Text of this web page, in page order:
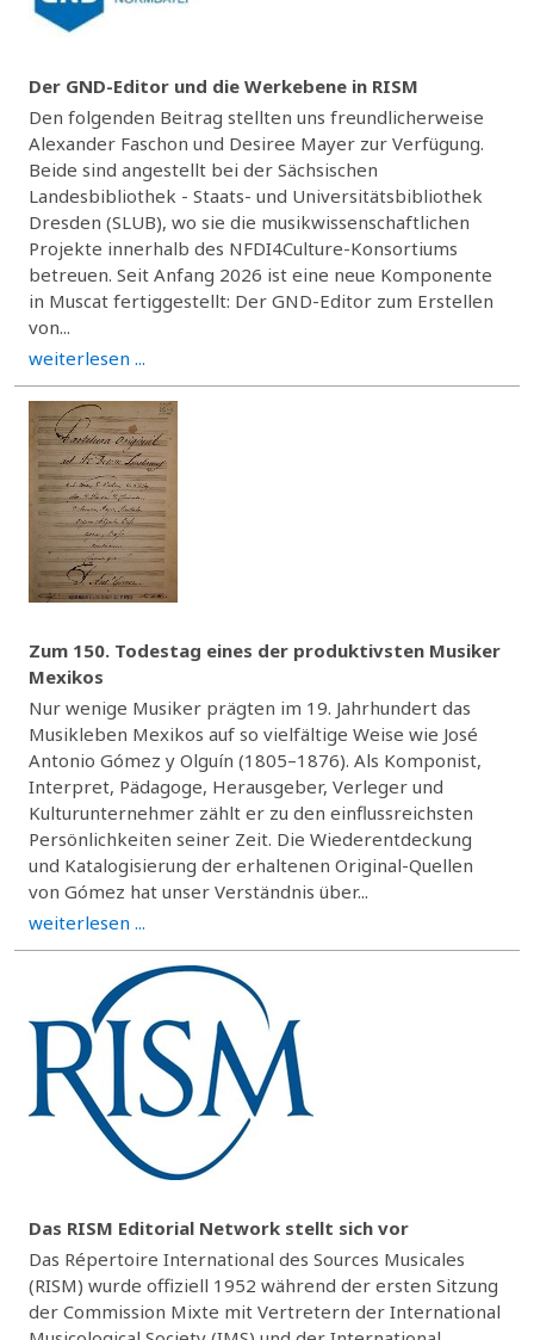
Der GND-Editor und die Werkebene in RISM
Den folgenden Beitrag stellten uns freundlicherweise
Alexander Faschon und Desiree Mayer zur Verfügung.
Beide sind angestellt bei der Sächsischen
Landesbibliothek - Staats- und Universitätsbibliothek
Dresden (SLUB), wo sie die musikwissenschaftlichen
Projekte innerhalb des NFDI4Culture-Konsortiums
betreuen. Seit Anfang 2026 ist eine neue Komponente
in Muscat fertiggestellt: Der GND-Editor zum Erstellen
von...
weiterlesen ...
Zum 150. Todestag eines der produktivsten Musiker
Mexikos
Nur wenige Musiker prägten im 19. Jahrhundert das
Musikleben Mexikos auf so vielfältige Weise wie José
Antonio Gómez y Olguín (1805–1876). Als Komponist,
Interpret, Pädagoge, Herausgeber, Verleger und
Kulturunternehmer zählt er zu den einflussreichsten
Persönlichkeiten seiner Zeit. Die Wiederentdeckung
und Katalogisierung der erhaltenen Original-Quellen
von Gómez hat unser Verständnis über...
weiterlesen ...
Das RISM Editorial Network stellt sich vor
Das Répertoire International des Sources Musicales
(RISM) wurde offiziell 1952 während der ersten Sitzung
der Commission Mixte mit Vertretern der International